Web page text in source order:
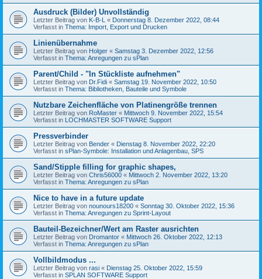
Ausdruck (Bilder) Unvollständig
Letzter Beitrag von K-B-L « Donnerstag 8. Dezember 2022, 08:44
Verfasst in Thema: Import, Export und Drucken
Linienübernahme
Letzter Beitrag von Holger « Samstag 3. Dezember 2022, 12:56
Verfasst in Thema: Anregungen zu sPlan
Parent/Child - "In Stückliste aufnehmen"
Letzter Beitrag von Dr.Fidi « Samstag 19. November 2022, 10:50
Verfasst in Thema: Bibliotheken, Bauteile und Symbole
Nutzbare Zeichenfläche von Platinengröße trennen
Letzter Beitrag von RoMaster « Mittwoch 9. November 2022, 15:54
Verfasst in LOCHMASTER SOFTWARE Support
Pressverbinder
Letzter Beitrag von Bender « Dienstag 8. November 2022, 22:20
Verfasst in sPlan-Symbole: Installation und Anlagenbau, SPS
Sand/Stipple filling for graphic shapes,
Letzter Beitrag von Chris56000 « Mittwoch 2. November 2022, 13:20
Verfasst in Thema: Anregungen zu sPlan
Nice to have in a future update
Letzter Beitrag von nounours18200 « Sonntag 30. Oktober 2022, 15:36
Verfasst in Thema: Anregungen zu Sprint-Layout
Bauteil-Bezeichner/Wert am Raster ausrichten
Letzter Beitrag von Dromantor « Mittwoch 26. Oktober 2022, 12:13
Verfasst in Thema: Anregungen zu sPlan
Vollbildmodus ...
Letzter Beitrag von rasi « Dienstag 25. Oktober 2022, 15:59
Verfasst in SPLAN SOFTWARE Support